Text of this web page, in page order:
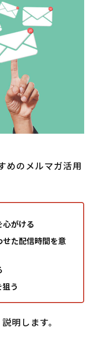
めのメルマガ活用
がける
た配信時間を意
う
明します。